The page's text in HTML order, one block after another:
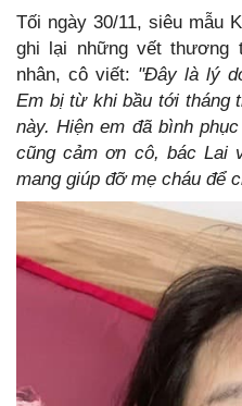
Tối ngày 30/11, siêu mẫu
ghi lại những vết thương
nhân, cô viết: "Đây là lý
Em bị từ khi bầu tới
này. Hiện em đã bình
cũng cảm ơn cô, bác Lai
mang giúp đỡ mẹ cháu để